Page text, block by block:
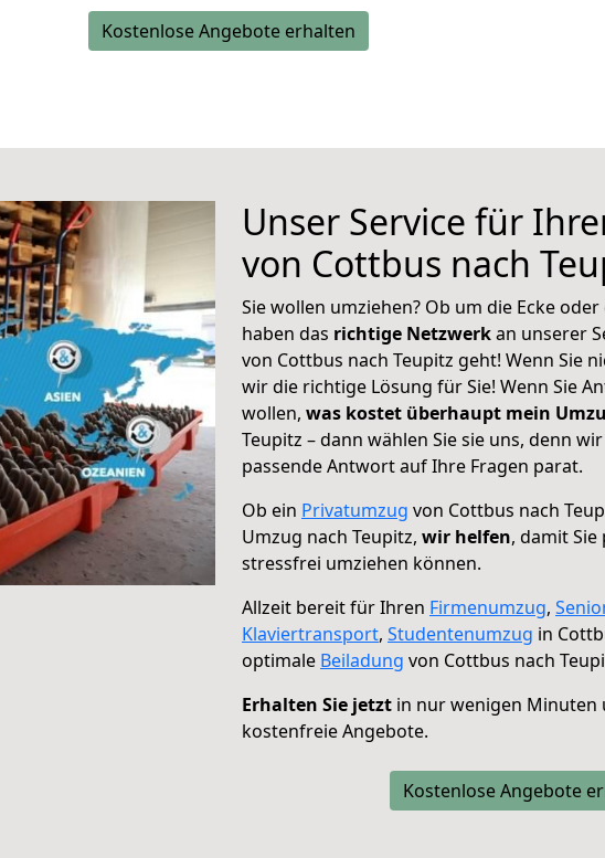
Kostenlose Angebote erhalten
Unser Service für
von Cottbus nach
Sie wollen umziehen? Ob um die Ecke
haben das richtige Netzwerkan unserer
von Cottbus nach Teupitz geht! Wenn Sie
wir die richtige Lösung für Sie! Wenn Sie
wollen, was kostet überhaupt mein
Teupitz – dann wählen Sie sie uns, denn
passende Antwort auf Ihre Fragen parat.
Ob ein Privatumzug von Cottbus nach
Umzug nach Teupitz, wir helfen, damit
stressfrei umziehen können.
Allzeit bereit für Ihren Firmenumzug,
Klaviertransport, Studentenumzug in
optimale Beiladung von Cottbus nach
Erhalten Sie jetzt in nur wenigen Minuten
kostenfreie Angebote.
Kostenlose Angebote